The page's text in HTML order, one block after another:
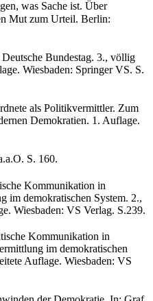
was Sache ist. Über
Mut zum Urteil. Berlin:
Bundestag. 3., völlig
Wiesbaden: Springer VS. S.
als Politikvermittler. Zum
Demokratien. 1. Auflage.
S. 160.
Kommunikation in
im demokratischen System. 2.,
Wiesbaden: VS Verlag. S.239.
Kommunikation in
im demokratischen
Auflage. Wiesbaden: VS